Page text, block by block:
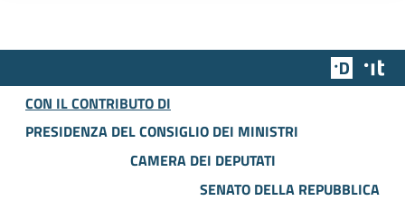
Team
CON IL CONTRIBUTO DI
PRESIDENZA DEL CONSIGLIO DEI MINISTRI
CAMERA DEI DEPUTATI
SENATO DELLA REPUBBLICA